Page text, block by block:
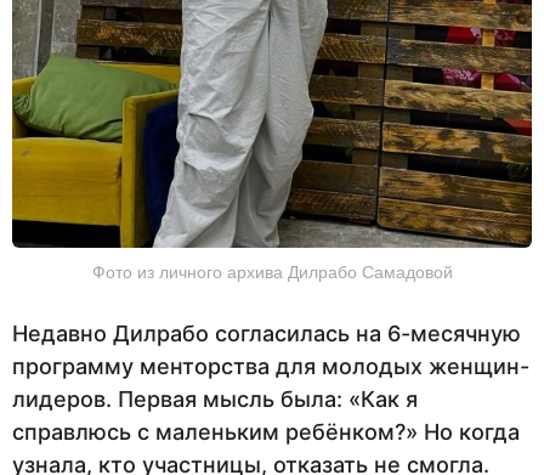
Фото из личного архива Дилрабо Самадовой
Недавно Дилрабо согласилась на 6-месячную
программу менторства для молодых женщин-
лидеров. Первая мысль была: «Как я
справлюсь с маленьким ребёнком?» Но когда
узнала, кто участницы, отказать не смогла.